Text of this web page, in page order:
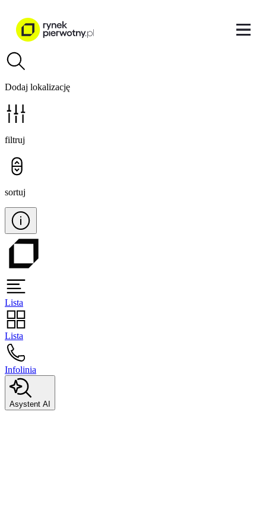
Dodaj lokalizację
filtruj
sortuj
Lista
Lista
Infolinia
Asystent AI